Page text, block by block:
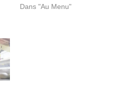
Dans "Au Menu"